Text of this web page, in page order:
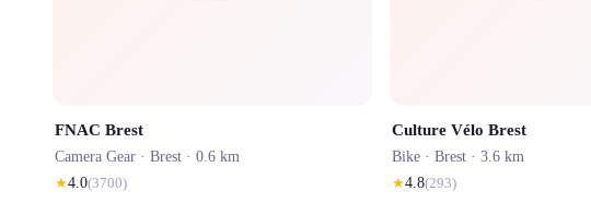
FNAC Brest
Camera Gear · Brest · 0.6 km
★4.0(3700)
Culture Vélo Brest
Bike · Brest · 3.6 km
★4.8(293)